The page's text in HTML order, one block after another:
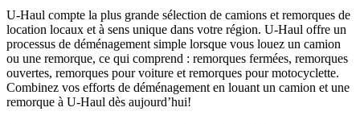
U-Haul compte la plus grande sélection de camions et remorques de
location locaux et à sens unique dans votre région. U-Haul offre un
processus de déménagement simple lorsque vous louez un camion
ou une remorque, ce qui comprend : remorques fermées, remorques
ouvertes, remorques pour voiture et remorques pour motocyclette.
Combinez vos efforts de déménagement en louant un camion et une
remorque à U-Haul dès aujourd’hui!